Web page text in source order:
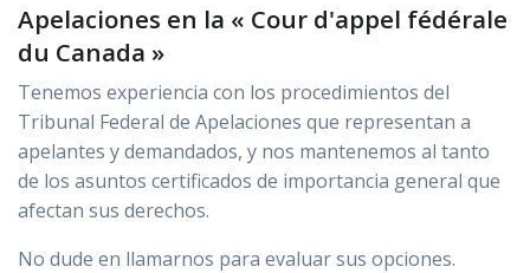
Apelaciones en la « Cour d'appel fédérale
du Canada »
Tenemos experiencia con los procedimientos del
Tribunal Federal de Apelaciones que representan a
apelantes y demandados, y nos mantenemos al tanto
de los asuntos certificados de importancia general que
afectan sus derechos.
No dude en llamarnos para evaluar sus opciones.